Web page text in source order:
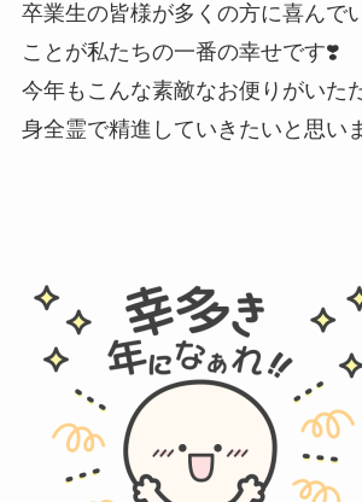
卒業生の皆様が多くの方に喜んで
ことが私たちの一番の幸せです❣️
今年もこんな素敵なお便りがいた
身全霊で精進していきたいと思いま